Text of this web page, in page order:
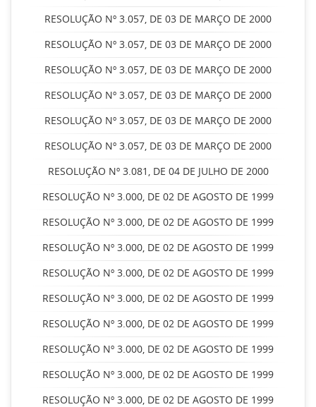
RESOLUÇÃO Nº 3.057, DE 03 DE MARÇO DE 2000
RESOLUÇÃO Nº 3.057, DE 03 DE MARÇO DE 2000
RESOLUÇÃO Nº 3.057, DE 03 DE MARÇO DE 2000
RESOLUÇÃO Nº 3.057, DE 03 DE MARÇO DE 2000
RESOLUÇÃO Nº 3.057, DE 03 DE MARÇO DE 2000
RESOLUÇÃO Nº 3.057, DE 03 DE MARÇO DE 2000
RESOLUÇÃO Nº 3.081, DE 04 DE JULHO DE 2000
RESOLUÇÃO Nº 3.000, DE 02 DE AGOSTO DE 1999
RESOLUÇÃO Nº 3.000, DE 02 DE AGOSTO DE 1999
RESOLUÇÃO Nº 3.000, DE 02 DE AGOSTO DE 1999
RESOLUÇÃO Nº 3.000, DE 02 DE AGOSTO DE 1999
RESOLUÇÃO Nº 3.000, DE 02 DE AGOSTO DE 1999
RESOLUÇÃO Nº 3.000, DE 02 DE AGOSTO DE 1999
RESOLUÇÃO Nº 3.000, DE 02 DE AGOSTO DE 1999
RESOLUÇÃO Nº 3.000, DE 02 DE AGOSTO DE 1999
RESOLUÇÃO Nº 3.000, DE 02 DE AGOSTO DE 1999